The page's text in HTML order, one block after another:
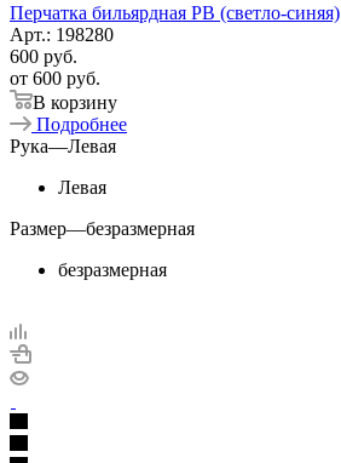
Перчатка бильярдная PB (светло-синяя)
Арт.: 198280
600 руб.
от 600 руб.
В корзину
Подробнее
Рука—Левая
Левая
Размер—безразмерная
безразмерная